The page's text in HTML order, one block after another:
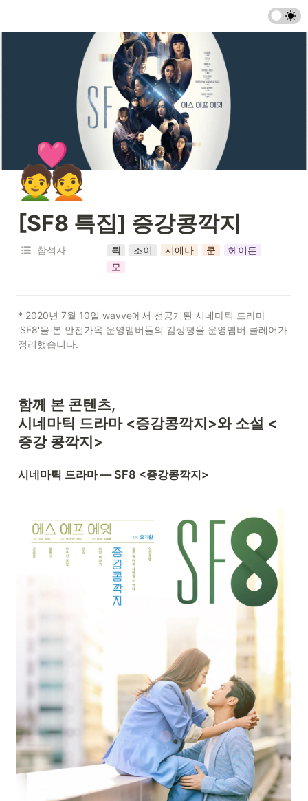
💑
[SF8 특집] 증강콩깍지
참석자 뤽 조이 시에나 쿤
헤이든
모
* 2020년 7월 10일 wavve에서 선공개된 시네마틱 드라마
'SF8'을 본 안전가옥 운영멤버들의 감상평을 운영멤버 클레어가
정리했습니다.
함께 본 콘텐츠,
시네마틱 드라마 <증강콩깍지>와 소설 <
증강 콩깍지>
시네마틱 드라마 — SF8 <증강콩깍지>